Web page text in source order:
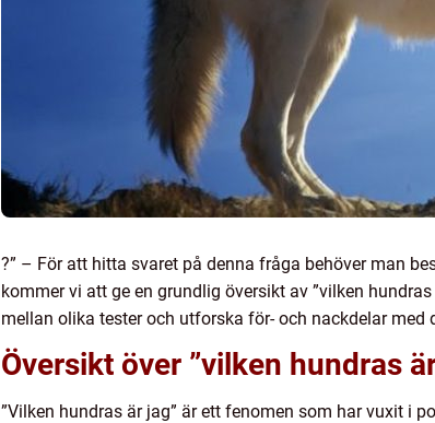
?” – För att hitta svaret på denna fråga behöver man
kommer vi att ge en grundlig översikt av ”vilken
mellan olika tester och utforska för- och nackdelar med
Översikt över ”vilken hundras
”Vilken hundras är jag” är ett fenomen som har vuxit i